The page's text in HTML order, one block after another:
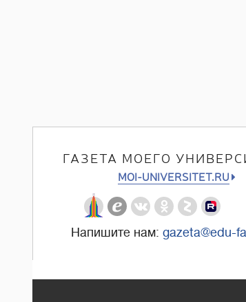
ГАЗЕТА МОЕГО
MOI-UNIVERSITET.RU
Напишите нам: gazeta@edu-